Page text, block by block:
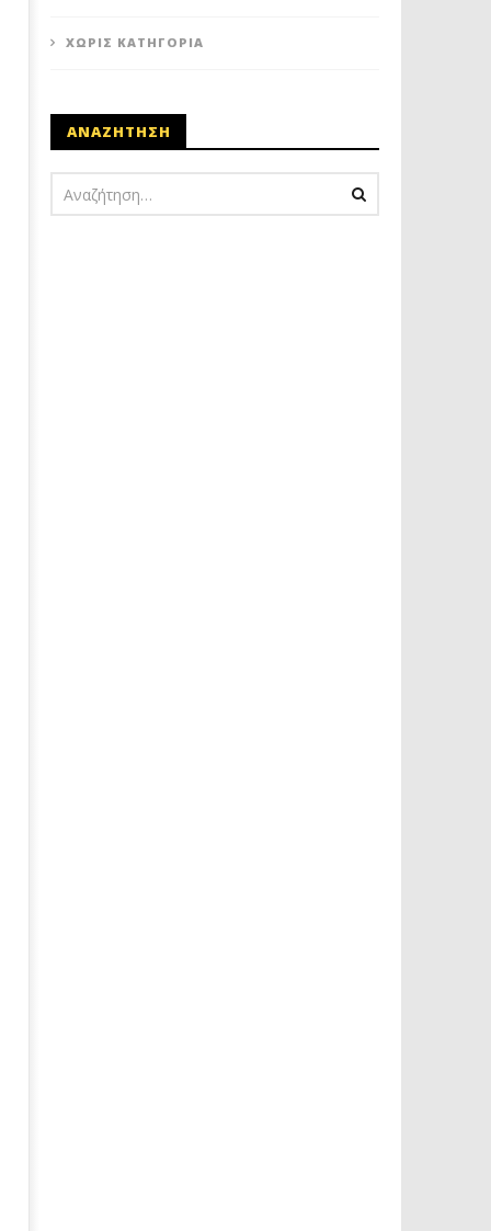
ΧΩΡΊΣ ΚΑΤΗΓΟΡΊΑ
ΑΝΑΖΗΤΗΣΗ